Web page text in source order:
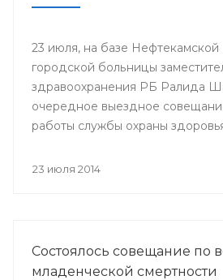
23 июля, на базе
городской больницы
здравоохранения РБ Ралида
очередное выездное
работы службы охраны
организациями, курируемыми
23 июля 2014
Состоялось совещание по
младенческой смертности